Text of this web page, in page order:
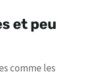
et peu
comme les